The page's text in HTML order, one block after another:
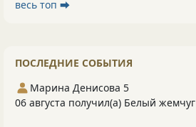
весь топ ⮕
ПОСЛЕДНИЕ СОБЫТИЯ
Марина Денисова 5
06 августа получил(а) Белый жемчуг